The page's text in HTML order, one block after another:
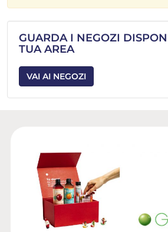
GUARDA I NEGOZI
TUA AREA
VAI AI NEGOZI